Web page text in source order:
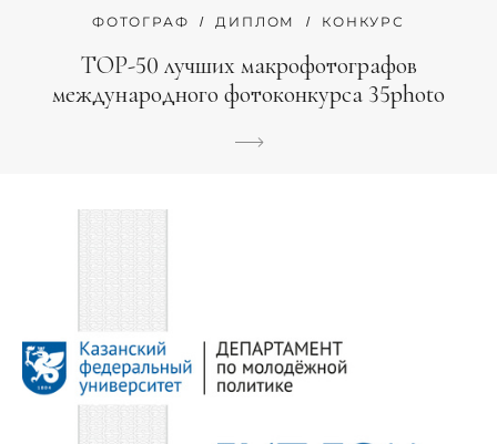
ФОТОГРАФ ДИПЛОМ КОНКУРС
TOP-50 лучших макрофотографов
международного фотоконкурса 35photo